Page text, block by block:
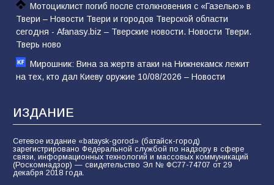
Мотоциклист погиб после столкновения с «Газелью» в
Твери – Новости Твери и городов Тверской области
сегодня - Afanasy.biz – Тверские новости. Новости Твери.
Тверь ново
Мирошник: Вина за жертв атаки на Нижнекамск лежит
на тех, кто дал Киеву оружие 10/08/2026 – Новости
ИЗДАНИЕ
Сетевое издание «bataysk-gorod» (батайск-город)
зарегистрировано Федеральной службой по надзору в сфере
связи, информационных технологий и массовых коммуникаций
(Роскомнадзор) — свидетельство Эл № ФС77-74707 от 29
декабря 2018 года.